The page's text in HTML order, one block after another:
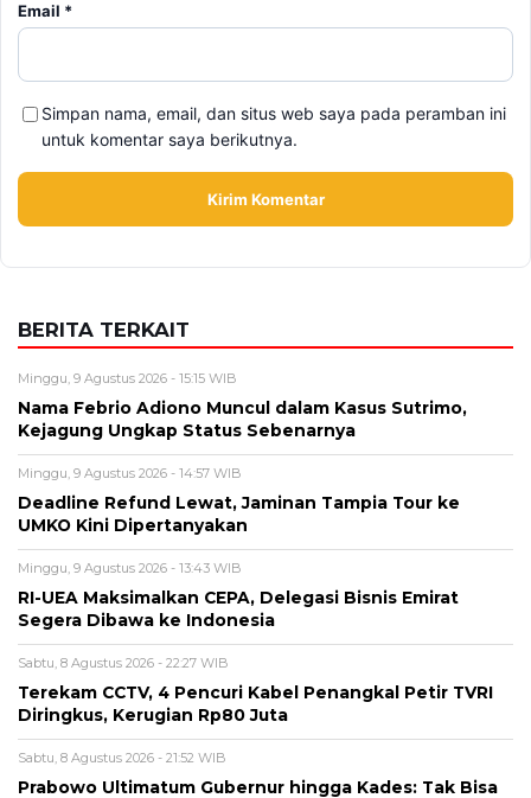
Email *
Simpan nama, email, dan situs web saya pada peramban ini
untuk komentar saya berikutnya.
BERITA TERKAIT
Minggu, 9 Agustus 2026 - 15:15 WIB
Nama Febrio Adiono Muncul dalam Kasus Sutrimo,
Kejagung Ungkap Status Sebenarnya
Minggu, 9 Agustus 2026 - 14:57 WIB
Deadline Refund Lewat, Jaminan Tampia Tour ke
UMKO Kini Dipertanyakan
Minggu, 9 Agustus 2026 - 13:43 WIB
RI-UEA Maksimalkan CEPA, Delegasi Bisnis Emirat
Segera Dibawa ke Indonesia
Sabtu, 8 Agustus 2026 - 22:27 WIB
Terekam CCTV, 4 Pencuri Kabel Penangkal Petir TVRI
Diringkus, Kerugian Rp80 Juta
Sabtu, 8 Agustus 2026 - 21:52 WIB
Prabowo Ultimatum Gubernur hingga Kades: Tak Bisa